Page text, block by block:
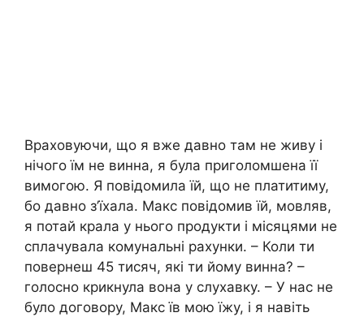
Враховуючи, що я вже давно там не живу і
нічого їм не винна, я була приголомшена її
вимогою. Я повідомила їй, що не платитиму,
бо давно з’їхала. Макс повідомив їй, мовляв,
я потай крала у нього продукти і місяцями не
сплачувала комунальні рахунки. – Коли ти
повернеш 45 тисяч, які ти йому винна? –
голосно крикнула вона у слухавку. – У нас не
було договору, Макс їв мою їжу, і я навіть